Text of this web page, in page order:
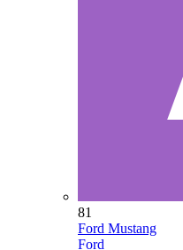
81
Ford Mustang
Ford